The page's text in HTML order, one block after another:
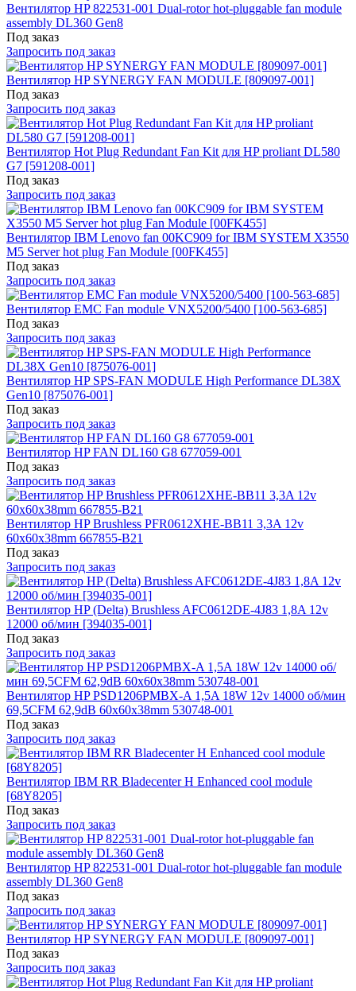
Вентилятор HP 822531-001 Dual-rotor hot-pluggable fan module
assembly DL360 Gen8
Под заказ
Запросить под заказ
Вентилятор HP SYNERGY FAN MODULE [809097-001]
Под заказ
Запросить под заказ
Вентилятор Hot Plug Redundant Fan Kit для HP proliant DL580
G7 [591208-001]
Под заказ
Запросить под заказ
Вентилятор IBM Lenovo fan 00KC909 for IBM SYSTEM X3550
M5 Server hot plug Fan Module [00FK455]
Под заказ
Запросить под заказ
Вентилятор EMC Fan module VNX5200/5400 [100-563-685]
Под заказ
Запросить под заказ
Вентилятор HP SPS-FAN MODULE High Performance DL38X
Gen10 [875076-001]
Под заказ
Запросить под заказ
Вентилятор HP FAN DL160 G8 677059-001
Под заказ
Запросить под заказ
Вентилятор HP Brushless PFR0612XHE-BB11 3,3A 12v
60x60x38mm 667855-B21
Под заказ
Запросить под заказ
Вентилятор HP (Delta) Brushless AFC0612DE-4J83 1,8A 12v
12000 об/мин [394035-001]
Под заказ
Запросить под заказ
Вентилятор HP PSD1206PMBX-A 1,5A 18W 12v 14000 об/мин
69,5CFM 62,9dB 60x60x38mm 530748-001
Под заказ
Запросить под заказ
Вентилятор IBM RR Bladecenter H Enhanced cool module
[68Y8205]
Под заказ
Запросить под заказ
Вентилятор HP 822531-001 Dual-rotor hot-pluggable fan module
assembly DL360 Gen8
Под заказ
Запросить под заказ
Вентилятор HP SYNERGY FAN MODULE [809097-001]
Под заказ
Запросить под заказ